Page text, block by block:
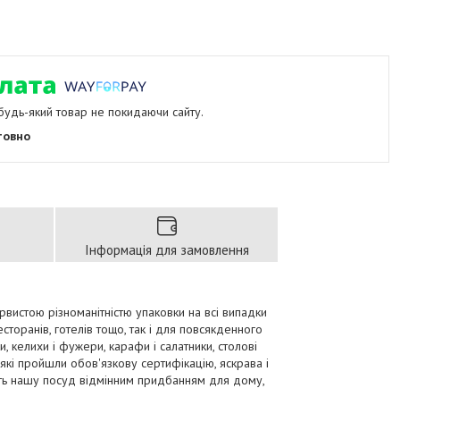
який товар не покидаючи сайту.
Інформація для замовлення
різноманітністю упаковки на всі випадки
готелів тощо, так і для повсякденного
і фужери, карафи і салатники, столові
пройшли обов'язкову сертифікацію, яскрава і
нашу посуд відмінним придбанням для дому,